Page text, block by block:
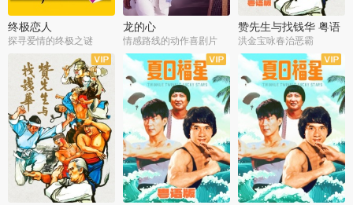
终极恋人
探寻爱情的终极之谜
龙的心
情感路线的动作喜剧片
赞先生与找钱华 粤语
版
洪金宝咏春治恶霸